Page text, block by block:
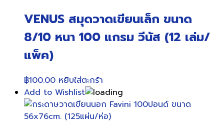
VENUS สมุดวาดเขียนเล็ก ขนาด
8/10 หนา 100 แกรม วีนัส (12 เล่ม/
แพ็ค)
฿100.00 หยิบใส่ตะกร้า
Add to Wishlist